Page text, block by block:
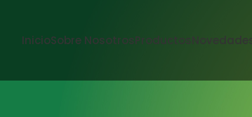
InicioSobre NosotrosProductos